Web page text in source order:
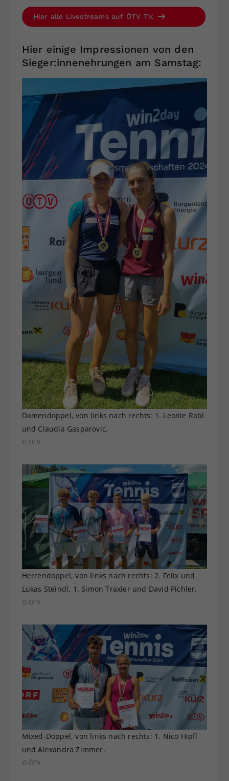
Hier alle Livestreams auf ÖTV TV.
Hier einige Impressionen von den
Sieger:innenehrungen am Samstag:
Damendoppel, von links nach rechts: 1. Leonie Rabl
und Claudia Gasparovic.
© ÖTV
Herrendoppel, von links nach rechts: 2. Felix und
Lukas Steindl, 1. Simon Traxler und David Pichler.
© ÖTV
Mixed-Doppel, von links nach rechts: 1. Nico Hipfl
und Alexandra Zimmer.
© ÖTV